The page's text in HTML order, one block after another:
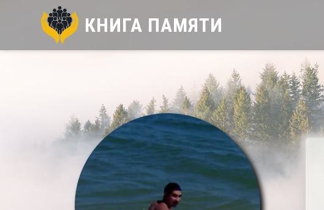
КНИГА ПАМЯТИ